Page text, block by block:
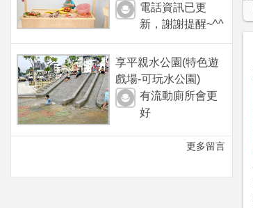
電話資訊已更
新，謝謝提醒~^^
享平親水公園(特色遊
戲場-可玩水公園)
有流動廁所會更
好
更多留言